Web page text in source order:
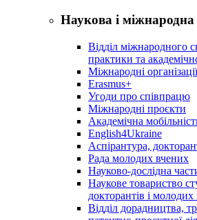
Наукова і міжнародна
Відділ міжнародного
практики та
Міжнародні організації
Erasmus+
Угоди про співпрацю
Міжнародні проєкти
Академічна
English4Ukraine
Аспірантура,
Рада молодих вчених
Науково-дослідна
Наукове товариство
докторантів і
Відділ дорадництва,